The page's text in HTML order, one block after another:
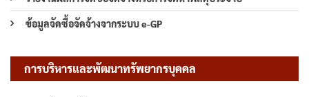
ข้อมูลจัดซื้อจัดจ้างจากระบบ e-GP
การบริหารและพัฒนาทรัพยากรบุคคล